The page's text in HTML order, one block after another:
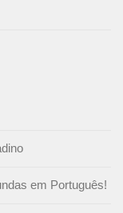
em Português!